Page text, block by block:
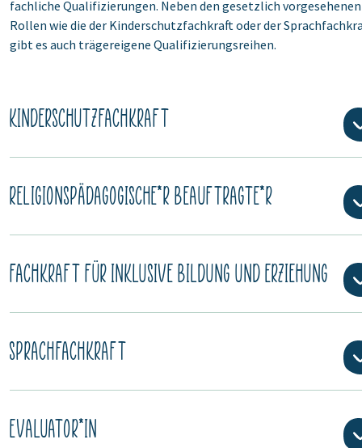
fachliche Qualifizierungen. Neben den gesetzlich vorgesehenen
Rollen wie die der Kinderschutzfachkraft oder der
gibt es auch trägereigene Qualifizierungsreihen.
KINDERSCHUTZFACHKRAFT
RELIGIONSPÄDAGOGISCHE*R BEAUFTRAGTE*R
FACHKRAFT FÜR INKLUSIVE BILDUNG UND ERZIEHUNG
SPRACHFACHKRAFT
EVALUATOR*IN